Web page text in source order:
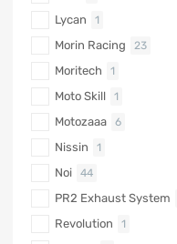
Lycan 1
Morin Racing 23
Moritech 1
Moto Skill 1
Motozaaa 6
Nissin 1
Noi 44
PR2 Exhaust System
Revolution 1